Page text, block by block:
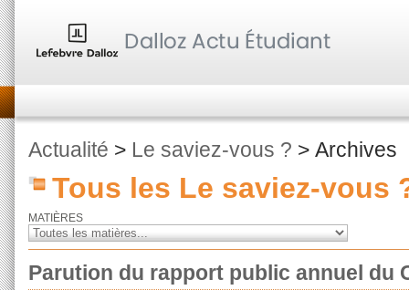
Actualité > Le saviez-vous ? > Archives
Tous les Le saviez-vous
MATIÈRES
Parution du rapport public annuel du